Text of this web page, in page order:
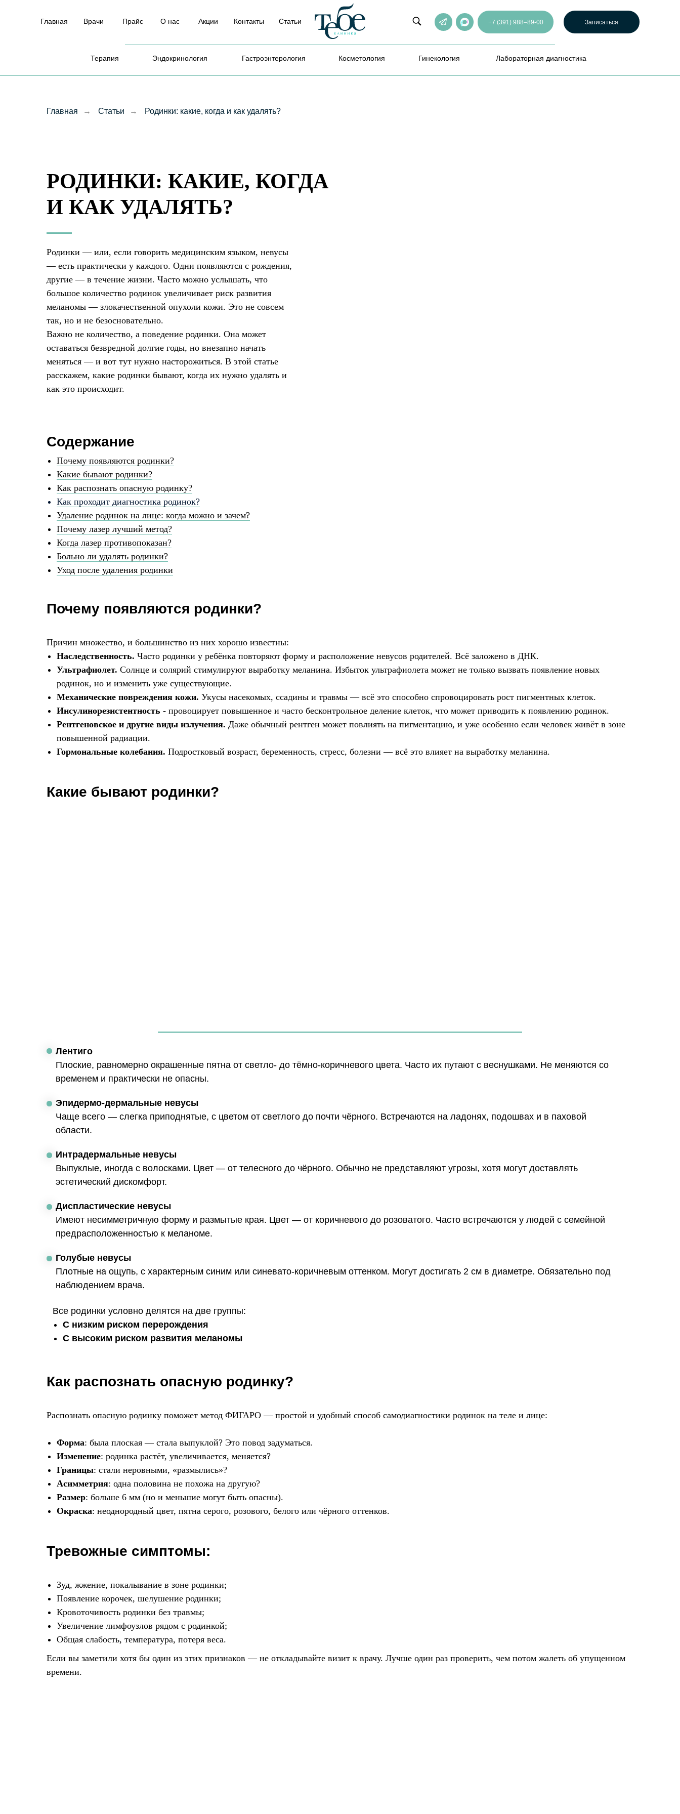
Терапия Эндокринология Гастроэнтерология Косметология Гинекология Лабораторная диагностика
Записаться
Главная Врачи Прайс О нас +7 (391) 988–89-00
Акции Контакты Статьи
Главная → Статьи → Родинки: какие, когда и как удалять?
РОДИНКИ: КАКИЕ, КОГДА
И КАК УДАЛЯТЬ?
Родинки — или, если говорить медицинским языком, невусы
— есть практически у каждого. Одни появляются с рождения,
другие — в течение жизни. Часто можно услышать, что
большое количество родинок увеличивает риск развития
меланомы — злокачественной опухоли кожи. Это не совсем
так, но и не безосновательно.
Важно не количество, а поведение родинки. Она может
оставаться безвредной долгие годы, но внезапно начать
меняться — и вот тут нужно насторожиться. В этой статье
расскажем, какие родинки бывают, когда их нужно удалять и
как это происходит.
Содержание
Почему появляются родинки?
Какие бывают родинки?
Как распознать опасную родинку?
Как проходит диагностика родинок?
Удаление родинок на лице: когда можно и зачем?
Почему лазер лучший метод?
Когда лазер противопоказан?
Больно ли удалять родинки?
Уход после удаления родинки
Почему появляются родинки?
Причин множество, и большинство из них хорошо известны:
Наследственность. Часто родинки у ребёнка повторяют форму и расположение невусов родителей. Всё заложено в ДНК.
Ультрафиолет. Солнце и солярий стимулируют выработку меланина. Избыток ультрафиолета может не только вызвать появление новых
родинок, но и изменить уже существующие.
Механические повреждения кожи. Укусы насекомых, ссадины и травмы — всё это способно спровоцировать рост пигментных клеток.
Инсулинорезистентность - провоцирует повышенное и часто бесконтрольное деление клеток, что может приводить к появлению родинок.
Рентгеновское и другие виды излучения. Даже обычный рентген может повлиять на пигментацию, и уже особенно если человек живёт в зоне
повышенной радиации.
Гормональные колебания. Подростковый возраст, беременность, стресс, болезни — всё это влияет на выработку меланина.
Какие бывают родинки?
Лентиго
Плоские, равномерно окрашенные пятна от светло- до тёмно-коричневого цвета. Часто их путают с веснушками. Не меняются со
временем и практически не опасны.
Эпидермо-дермальные невусы
Чаще всего — слегка приподнятые, с цветом от светлого до почти чёрного. Встречаются на ладонях, подошвах и в паховой
области.
Интрадермальные невусы
Выпуклые, иногда с волосками. Цвет — от телесного до чёрного. Обычно не представляют угрозы, хотя могут доставлять
эстетический дискомфорт.
Диспластические невусы
Имеют несимметричную форму и размытые края. Цвет — от коричневого до розоватого. Часто встречаются у людей с семейной
предрасположенностью к меланоме.
Голубые невусы
Плотные на ощупь, с характерным синим или синевато-коричневым оттенком. Могут достигать 2 см в диаметре. Обязательно под
наблюдением врача.
Все родинки условно делятся на две группы:
С низким риском перерождения
С высоким риском развития меланомы
Как распознать опасную родинку?
Распознать опасную родинку поможет метод ФИГАРО — простой и удобный способ самодиагностики родинок на теле и лице:
Форма: была плоская — стала выпуклой? Это повод задуматься.
Изменение: родинка растёт, увеличивается, меняется?
Границы: стали неровными, «размылись»?
Асимметрия: одна половина не похожа на другую?
Размер: больше 6 мм (но и меньшие могут быть опасны).
Окраска: неоднородный цвет, пятна серого, розового, белого или чёрного оттенков.
Тревожные симптомы:
Зуд, жжение, покалывание в зоне родинки;
Появление корочек, шелушение родинки;
Кровоточивость родинки без травмы;
Увеличение лимфоузлов рядом с родинкой;
Общая слабость, температура, потеря веса.
Если вы заметили хотя бы один из этих признаков — не откладывайте визит к врачу. Лучше один раз проверить, чем потом жалеть об упущенном
времени.